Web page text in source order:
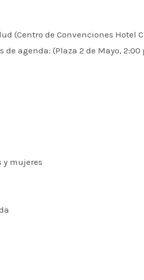
(Centro de Convenciones Hotel
agenda: (Plaza 2 de Mayo, 2:00
y mujeres